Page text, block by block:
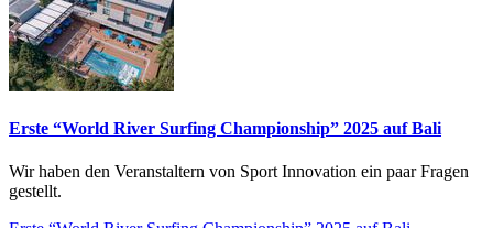
Erste “World River Surfing Championship” 2025 auf Bali
Wir haben den Veranstaltern von Sport Innovation ein paar Fragen
gestellt.